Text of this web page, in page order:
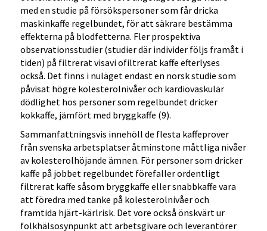
med en studie på försökspersoner som får dricka
maskinkaffe regelbundet, för att säkrare bestämma
effekterna på blodfetterna. Fler prospektiva
observationsstudier (studier där individer följs framåt i
tiden) på filtrerat visavi ofiltrerat kaffe efterlyses
också. Det finns i nuläget endast en norsk studie som
påvisat högre kolesterolnivåer och kardiovaskulär
dödlighet hos personer som regelbundet dricker
kokkaffe, jämfört med bryggkaffe (9).
Sammanfattningsvis innehöll de flesta kaffeprover
från svenska arbetsplatser åtminstone måttliga nivåer
av kolesterolhöjande ämnen. För personer som dricker
kaffe på jobbet regelbundet förefaller ordentligt
filtrerat kaffe såsom bryggkaffe eller snabbkaffe vara
att föredra med tanke på kolesterolnivåer och
framtida hjärt-kärlrisk. Det vore också önskvärt ur
folkhälsosynpunkt att arbetsgivare och leverantörer